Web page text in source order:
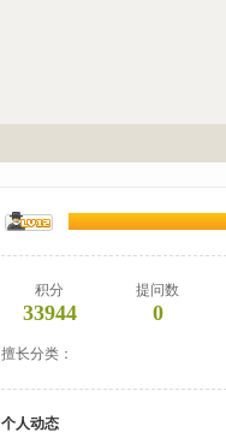
积分
33944
提问数
0
擅长分类：
个人动态